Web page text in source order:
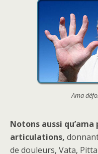
Ama
Notons aussi
articulations,
de douleurs, Vata,